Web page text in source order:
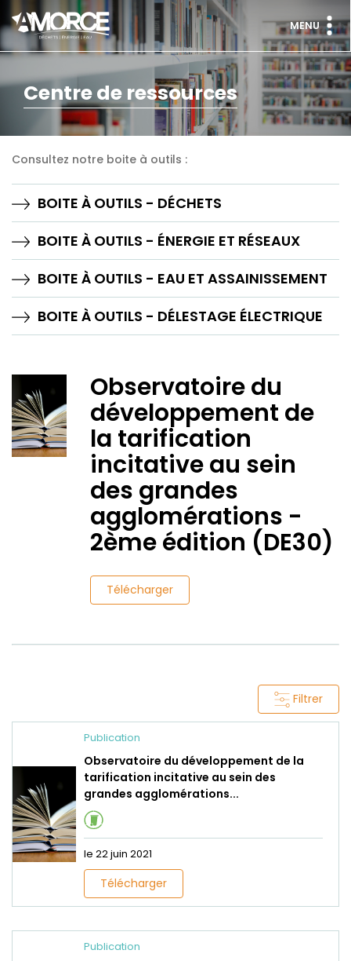
MENU
Centre de ressources
Consultez notre boite à outils :
BOITE À OUTILS - DÉCHETS
BOITE À OUTILS - ÉNERGIE ET RÉSEAUX
BOITE À OUTILS - EAU ET ASSAINISSEMENT
BOITE À OUTILS - DÉLESTAGE ÉLECTRIQUE
Observatoire du
développement de
la tarification
incitative au sein
des grandes
agglomérations -
2ème édition (DE30)
Télécharger
Filtrer
Publication
Observatoire du développement de la
tarification incitative au sein des
grandes agglomérations...
le 22 juin 2021
Télécharger
Publication